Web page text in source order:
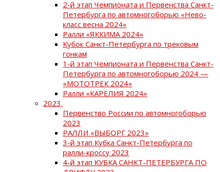
2-й этап Чемпионата и Первенства Санкт-
Петербурга по автомногоборью «Нево-
класс весна 2024»
Ралли «ЯККИМА 2024»
Кубок Санкт-Петербурга по трековым
гонкам
1-й этап Чемпионата и Первенства Санкт-
Петербурга по автомногоборью 2024 —
«МОТОТРЕК 2024»
Ралли «КАРЕЛИЯ 2024»
2023
Первенство России по автомногоборью
2023
РАЛЛИ «ВЫБОРГ 2023»
3-й этап Кубка Санкт-Петербурга по
ралли-кроссу 2023
4-й этап КУБКА САНКТ-ПЕТЕРБУРГА ПО